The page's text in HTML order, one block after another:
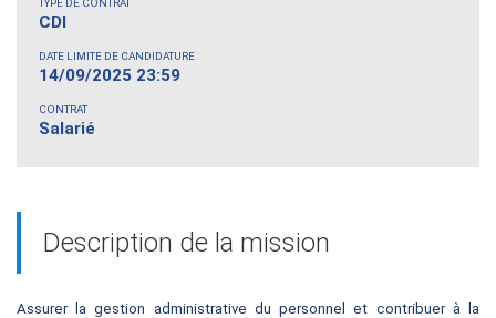
TYPE DE CONTRAT
CDI
DATE LIMITE DE CANDIDATURE
14/09/2025 23:59
CONTRAT
Salarié
Description de la mission
Assurer la gestion administrative du personnel et contribuer à la